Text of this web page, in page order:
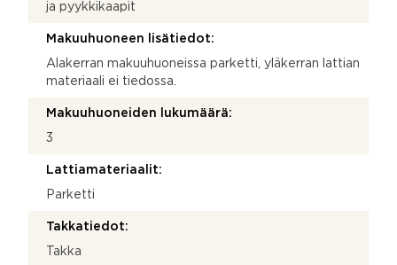
ja pyykkikaapit
Makuuhuoneen lisätiedot:
Alakerran makuuhuoneissa parketti, yläkerran lattian
materiaali ei tiedossa.
Makuuhuoneiden lukumäärä:
3
Lattiamateriaalit:
Parketti
Takkatiedot:
Takka